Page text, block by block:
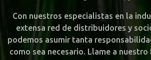
Con nuestros especialistas en la
extensa red de distribuidores y
podemos asumir tanta
como sea necesario. Llame a